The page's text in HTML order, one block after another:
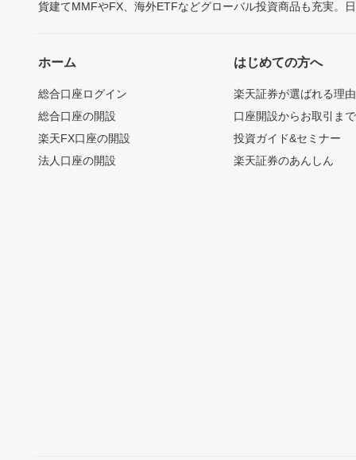
貨建てMMFやFX、海外ETFなどグローバル投資商品も充実。
ホーム
総合口座ログイン
総合口座の開設
楽天FX口座の開設
法人口座の開設
はじめての方へ
楽天証券が選ばれる理由
口座開設からお取引ま
投資ガイド&セミナー
楽天証券のあんしん